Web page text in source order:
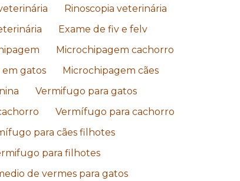
Rinoscopia veterinária
Exame de fiv e felv
Microchipagem cachorro
gatos
Microchipagem cães
Vermifugo para gatos
Vermífugo para cachorro
para cães filhotes
para filhotes
de vermes para gatos